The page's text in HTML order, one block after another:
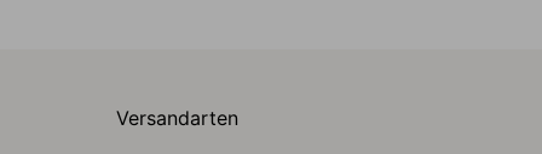
Versandarten